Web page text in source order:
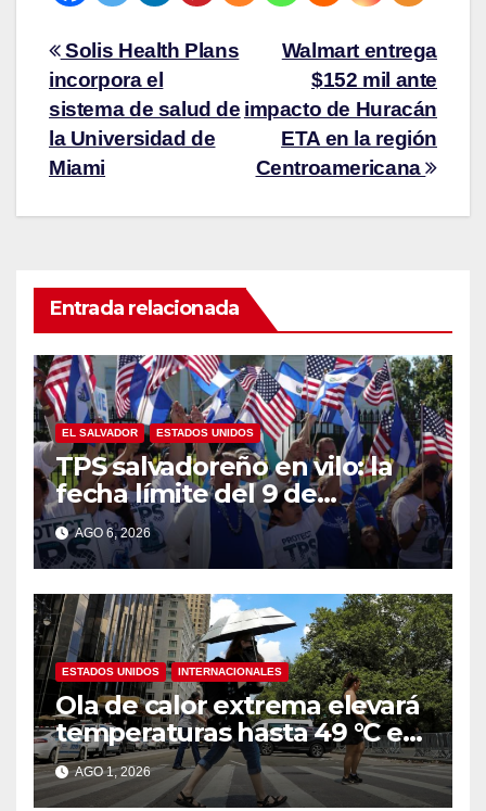
Walmart entrega
$152 mil ante
impacto de Huracán
ETA en la región
Centroamericana
Solis Health Plans
incorpora el
sistema de salud de
la Universidad de
Miami
Entrada relacionada
EL SALVADOR ESTADOS UNIDOS
TPS salvadoreño en vilo: la
fecha límite del 9 de
septiembre se acerca sin
respuesta de Washington
AGO 6, 2026
ESTADOS UNIDOS INTERNACIONALES
Ola de calor extrema elevará
temperaturas hasta 49 °C en
amplias zonas de Estados
Unidos
AGO 1, 2026